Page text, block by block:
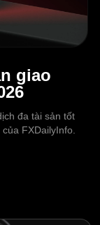
giao
đa tài sản tốt
FXDailyInfo.